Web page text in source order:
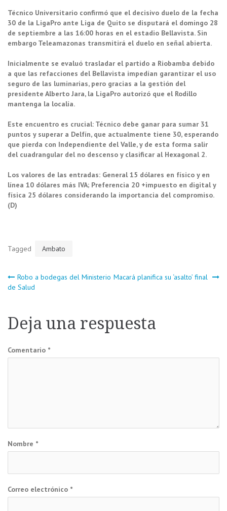
Técnico Universitario confirmó que el decisivo duelo de la fecha
30 de la LigaPro ante Liga de Quito se disputará el domingo 28
de septiembre a las 16:00 horas en el estadio Bellavista. Sin
embargo Teleamazonas transmitirá el duelo en señal abierta.
Inicialmente se evaluó trasladar el partido a Riobamba debido
a que las refacciones del Bellavista impedían garantizar el uso
seguro de las luminarias, pero gracias a la gestión del
presidente Alberto Jara, la LigaPro autorizó que el Rodillo
mantenga la localía.
Este encuentro es crucial: Técnico debe ganar para sumar 31
puntos y superar a Delfín, que actualmente tiene 30, esperando
que pierda con Independiente del Valle, y de esta forma salir
del cuadrangular del no descenso y clasificar al Hexagonal 2.
Los valores de las entradas: General 15 dólares en físico y en
línea 10 dólares más IVA; Preferencia 20 +impuesto en digital y
física 25 dólares considerando la importancia del compromiso.
(D)
Tagged Ambato
Navegación
entradas
Robo a bodegas del Ministerio
de Salud
Macará planifica su ‘asalto’ final
Deja una respuesta
Comentario *
Nombre *
Correo electrónico *